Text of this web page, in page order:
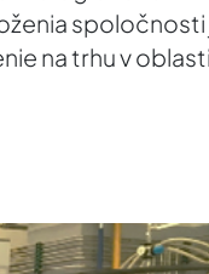
spoločnosti
na trhu v oblasti